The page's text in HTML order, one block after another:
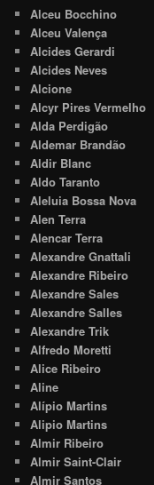
Alceu Bocchino
Alceu Valença
Alcides Gerardi
Alcides Neves
Alcione
Alcyr Pires Vermelho
Alda Perdigão
Aldemar Brandão
Aldir Blanc
Aldo Taranto
Aleluia Bossa Nova
Alen Terra
Alencar Terra
Alexandre Gnattali
Alexandre Ribeiro
Alexandre Sales
Alexandre Salles
Alexandre Trik
Alfredo Moretti
Alice Ribeiro
Aline
Alípio Martins
Alipio Martins
Almir Ribeiro
Almir Saint-Clair
Almir Santos